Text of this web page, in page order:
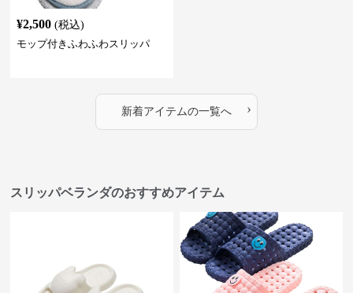
¥2,500 (税込)
モップ付きふわふわスリッパ
新着アイテムの一覧へ ›
スリッパベランダのおすすめアイテム